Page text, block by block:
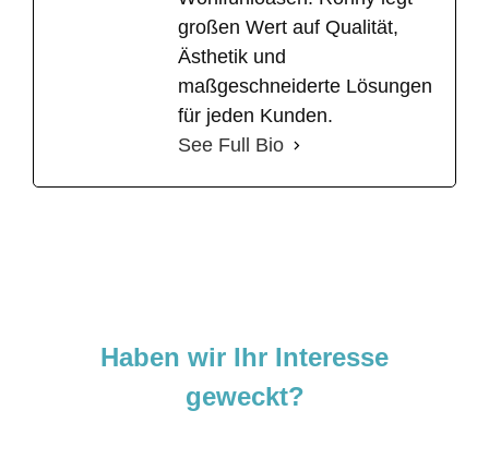
großen Wert auf Qualität,
Ästhetik und
maßgeschneiderte Lösungen
für jeden Kunden.
See Full Bio
Haben wir Ihr Interesse
geweckt?